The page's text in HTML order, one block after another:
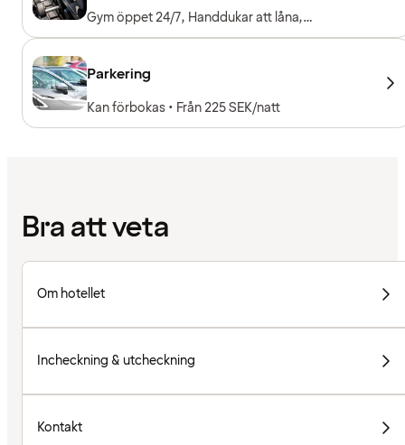
Gym öppet 24/7, Handdukar att låna,
Träningsmaskiner, Konditionsmaskiner, Fria
Parkering
Kan förbokas • Från 225 SEK/natt
Bra att veta
Om hotellet
Incheckning & utcheckning
Kontakt